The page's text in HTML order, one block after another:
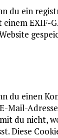
du ein
EXIF-
du einen
Mail-
du nicht,
Diese